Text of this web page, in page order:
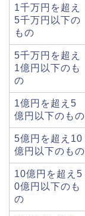
1千万円を超え
5千万円以下の
もの
5千万円を超え
1億円以下のも
の
1億円を超え5
億円以下のもの
5億円を超え10
億円以下のもの
10億円を超え5
0億円以下のも
の